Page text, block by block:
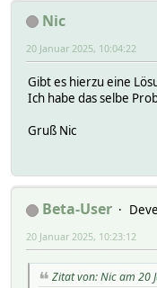
Nic
20 Januar 2025, 10:04:22
Gibt es hierzu eine
Ich habe das selbe
Gruß Nic
Beta-User
20 Januar 2025, 10:23:12
Zitat von: Nic am 20